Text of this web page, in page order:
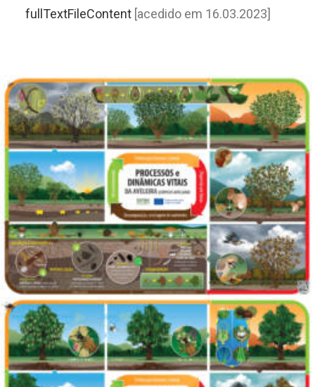
fullTextFileContent [acedido em 16.03.2023]